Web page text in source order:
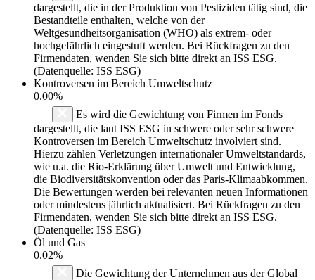
dargestellt, die in der Produktion von Pestiziden tätig sind, die
Bestandteile enthalten, welche von der
Weltgesundheitsorganisation (WHO) als extrem- oder
hochgefährlich eingestuft werden. Bei Rückfragen zu den
Firmendaten, wenden Sie sich bitte direkt an ISS ESG.
(Datenquelle: ISS ESG)
Kontroversen im Bereich Umweltschutz
0.00%
Es wird die Gewichtung von Firmen im Fonds
dargestellt, die laut ISS ESG in schwere oder sehr schwere
Kontroversen im Bereich Umweltschutz involviert sind.
Hierzu zählen Verletzungen internationaler Umweltstandards,
wie u.a. die Rio-Erklärung über Umwelt und Entwicklung,
die Biodiversitätskonvention oder das Paris-Klimaabkommen.
Die Bewertungen werden bei relevanten neuen Informationen
oder mindestens jährlich aktualisiert. Bei Rückfragen zu den
Firmendaten, wenden Sie sich bitte direkt an ISS ESG.
(Datenquelle: ISS ESG)
Öl und Gas
0.02%
Die Gewichtung der Unternehmen aus der Global